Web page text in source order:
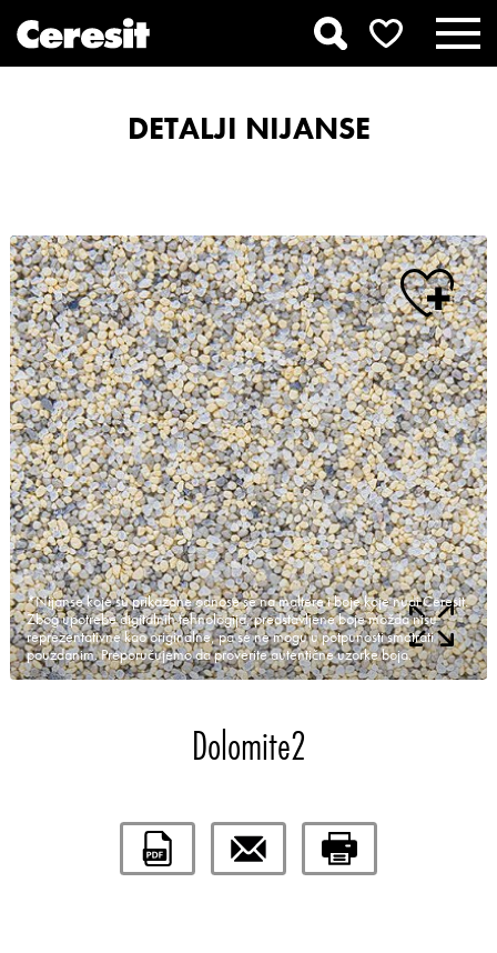
DETALJI NIJANSE
*Nijanse koje su prikazane odnose se na maltere i boje koje nudi Ceresit.
Zbog upotrebe digitalnih tehnologija, predstavljene boje možda nisu
reprezentativne kao originalne, pa se ne mogu u potpunosti smatrati
pouzdanim. Preporučujemo da proverite autentične uzorke boja.
Dolomite2